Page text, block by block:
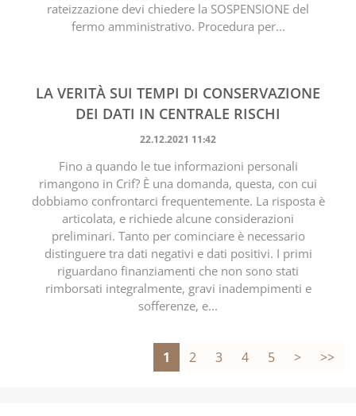
rateizzazione devi chiedere la SOSPENSIONE del
fermo amministrativo. Procedura per...
LA VERITÀ SUI TEMPI DI CONSERVAZIONE
DEI DATI IN CENTRALE RISCHI
22.12.2021 11:42
Fino a quando le tue informazioni personali
rimangono in Crif? È una domanda, questa, con cui
dobbiamo confrontarci frequentemente. La risposta è
articolata, e richiede alcune considerazioni
preliminari. Tanto per cominciare è necessario
distinguere tra dati negativi e dati positivi. I primi
riguardano finanziamenti che non sono stati
rimborsati integralmente, gravi inadempimenti e
sofferenze, e...
1 2 3 4 5 > >>